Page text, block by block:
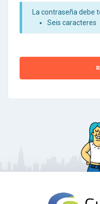
La contraseña debe
Seis caracteres